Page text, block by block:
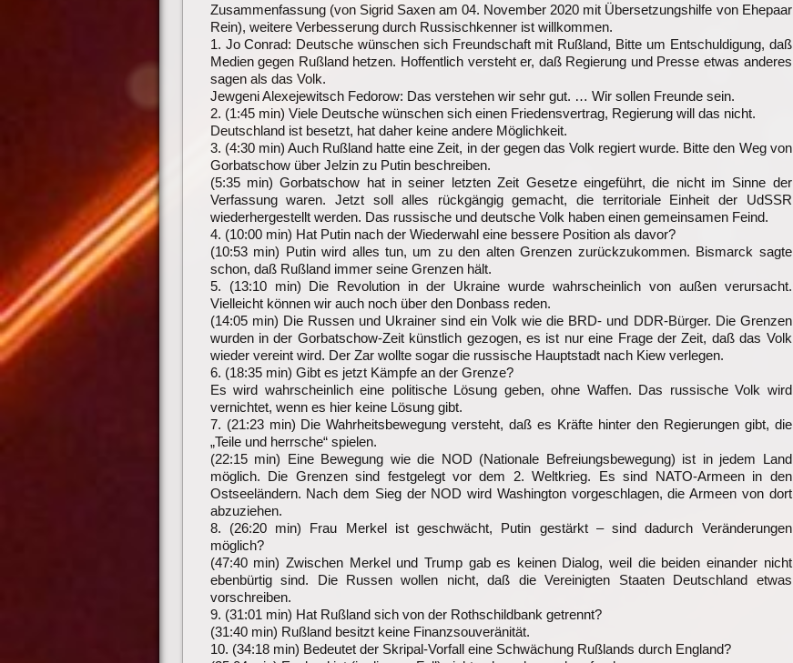
Zusammenfassung (von Sigrid Saxen am 04. November 2020 mit Übersetzungshilfe von Ehepaar
Rein), weitere Verbesserung durch Russischkenner ist willkommen.
1. Jo Conrad: Deutsche wünschen sich Freundschaft mit Rußland, Bitte um Entschuldigung, daß
Medien gegen Rußland hetzen. Hoffentlich versteht er, daß Regierung und Presse etwas anderes
sagen als das Volk.
Jewgeni Alexejewitsch Fedorow: Das verstehen wir sehr gut. … Wir sollen Freunde sein.
2. (1:45 min) Viele Deutsche wünschen sich einen Friedensvertrag, Regierung will das nicht.
Deutschland ist besetzt, hat daher keine andere Möglichkeit.
3. (4:30 min) Auch Rußland hatte eine Zeit, in der gegen das Volk regiert wurde. Bitte den Weg von
Gorbatschow über Jelzin zu Putin beschreiben.
(5:35 min) Gorbatschow hat in seiner letzten Zeit Gesetze eingeführt, die nicht im Sinne der
Verfassung waren. Jetzt soll alles rückgängig gemacht, die territoriale Einheit der UdSSR
wiederhergestellt werden. Das russische und deutsche Volk haben einen gemeinsamen Feind.
4. (10:00 min) Hat Putin nach der Wiederwahl eine bessere Position als davor?
(10:53 min) Putin wird alles tun, um zu den alten Grenzen zurückzukommen. Bismarck sagte
schon, daß Rußland immer seine Grenzen hält.
5. (13:10 min) Die Revolution in der Ukraine wurde wahrscheinlich von außen verursacht.
Vielleicht können wir auch noch über den Donbass reden.
(14:05 min) Die Russen und Ukrainer sind ein Volk wie die BRD- und DDR-Bürger. Die Grenzen
wurden in der Gorbatschow-Zeit künstlich gezogen, es ist nur eine Frage der Zeit, daß das Volk
wieder vereint wird. Der Zar wollte sogar die russische Hauptstadt nach Kiew verlegen.
6. (18:35 min) Gibt es jetzt Kämpfe an der Grenze?
Es wird wahrscheinlich eine politische Lösung geben, ohne Waffen. Das russische Volk wird
vernichtet, wenn es hier keine Lösung gibt.
7. (21:23 min) Die Wahrheitsbewegung versteht, daß es Kräfte hinter den Regierungen gibt, die
„Teile und herrsche“ spielen.
(22:15 min) Eine Bewegung wie die NOD (Nationale Befreiungsbewegung) ist in jedem Land
möglich. Die Grenzen sind festgelegt vor dem 2. Weltkrieg. Es sind NATO-Armeen in den
Ostseeländern. Nach dem Sieg der NOD wird Washington vorgeschlagen, die Armeen von dort
abzuziehen.
8. (26:20 min) Frau Merkel ist geschwächt, Putin gestärkt – sind dadurch Veränderungen
möglich?
(47:40 min) Zwischen Merkel und Trump gab es keinen Dialog, weil die beiden einander nicht
ebenbürtig sind. Die Russen wollen nicht, daß die Vereinigten Staaten Deutschland etwas
vorschreiben.
9. (31:01 min) Hat Rußland sich von der Rothschildbank getrennt?
(31:40 min) Rußland besitzt keine Finanzsouveränität.
10. (34:18 min) Bedeutet der Skripal-Vorfall eine Schwächung Rußlands durch England?